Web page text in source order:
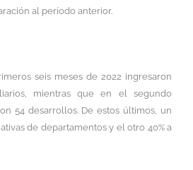
al período anterior.
seis meses de 2022 ingresaron
mientras que en el segundo
54 desarrollos. De estos últimos, un
de departamentos y el otro 40% a